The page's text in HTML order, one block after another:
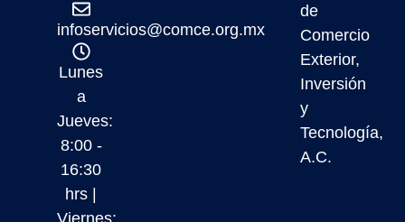
infoservicios@comce.org.mx
Lunes
a
Jueves:
8:00 -
16:30
hrs |
Viernes:
de
Comercio
Exterior,
Inversión
y
Tecnología,
A.C.